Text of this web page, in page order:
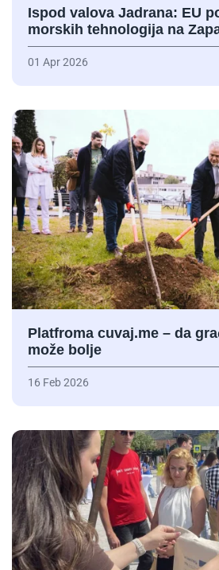
Ispod valova Jadrana: EU
morskih tehnologija na
01 Apr 2026
Platfroma cuvaj.me – da
može bolje
16 Feb 2026